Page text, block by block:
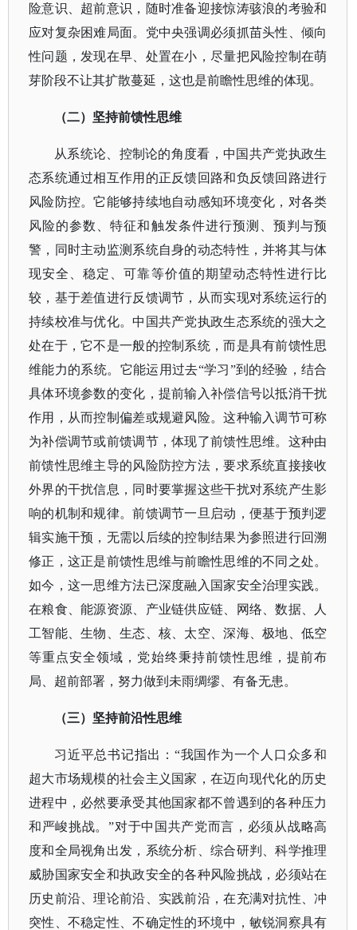
险意识、超前意识，随时准备迎接惊涛骇浪的考验和
应对复杂困难局面。党中央强调必须抓苗头性、倾向
性问题，发现在早、处置在小，尽量把风险控制在萌
芽阶段不让其扩散蔓延，这也是前瞻性思维的体现。
（二）坚持前馈性思维
从系统论、控制论的角度看，中国共产党执政生
态系统通过相互作用的正反馈回路和负反馈回路进行
风险防控。它能够持续地自动感知环境变化，对各类
风险的参数、特征和触发条件进行预测、预判与预
警，同时主动监测系统自身的动态特性，并将其与体
现安全、稳定、可靠等价值的期望动态特性进行比
较，基于差值进行反馈调节，从而实现对系统运行的
持续校准与优化。中国共产党执政生态系统的强大之
处在于，它不是一般的控制系统，而是具有前馈性思
维能力的系统。它能运用过去“学习”到的经验，结合
具体环境参数的变化，提前输入补偿信号以抵消干扰
作用，从而控制偏差或规避风险。这种输入调节可称
为补偿调节或前馈调节，体现了前馈性思维。这种由
前馈性思维主导的风险防控方法，要求系统直接接收
外界的干扰信息，同时要掌握这些干扰对系统产生影
响的机制和规律。前馈调节一旦启动，便基于预判逻
辑实施干预，无需以后续的控制结果为参照进行回溯
修正，这正是前馈性思维与前瞻性思维的不同之处。
如今，这一思维方法已深度融入国家安全治理实践。
在粮食、能源资源、产业链供应链、网络、数据、人
工智能、生物、生态、核、太空、深海、极地、低空
等重点安全领域，党始终秉持前馈性思维，提前布
局、超前部署，努力做到未雨绸缪、有备无患。
（三）坚持前沿性思维
习近平总书记指出： “我国作为一个人口众多和
超大市场规模的社会主义国家，在迈向现代化的历史
进程中，必然要承受其他国家都不曾遇到的各种压力
和严峻挑战。”对于中国共产党而言，必须从战略高
度和全局视角出发，系统分析、综合研判、科学推理
威胁国家安全和执政安全的各种风险挑战，必须站在
历史前沿、理论前沿、实践前沿，在充满对抗性、冲
突性、不稳定性、不确定性的环境中，敏锐洞察具有